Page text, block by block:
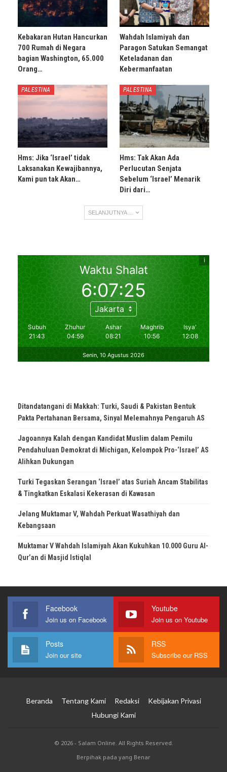
Kebakaran Hutan Hancurkan
700 Rumah di Negara
bagian Washington, 65.000
Orang…
Wahdah Islamiyah dan
Paragon Satukan Semangat
Keteladanan dan
Kebermanfaatan
PALESTINA
Hms: Jika ‘Israel’ tidak
Laksanakan Kewajibannya,
Kami pun tak Akan…
PALESTINA
Hms: Tak Akan Ada
Perlucutan Senjata
Sebelum ‘Israel’ Menarik
Diri dari…
SELANJUTNYA ...
Ditandatangani di Makkah: Turki, Saudi & Pakistan Bentuk
Pakta Pertahanan Bersama, Sinyal Melemahnya Pengaruh AS
Jagoannya Kalah dengan Kandidat Muslim dalam Pemilu
Pendahuluan Demokrat di Michigan, Kelompok Pro-‘Israel’ AS
Alihkan Dukungan
Turki Tegaskan Serangan ‘Israel’ atas Suriah Ancam Stabilitas
& Tingkatkan Eskalasi Kekerasan di Kawasan
Jelang Muktamar V, Wahdah Perkuat Wasathiyah dan
Kebangsaan
Muktamar V Wahdah Islamiyah Akan Kukuhkan 10.000 Guru Al-
Qur’an di Masjid Istiqlal
Facebook
Join us on Facebook
Youtube
Join us on Youtube
Posts
Join our site
RSS
Subscribe our RSS
Beranda Tentang Kami Redaksi
Kebijakan Privasi
Hubungi Kami
© 2026 - Salam Online. All Rights Reserved.
Berpihak pada yang Benar